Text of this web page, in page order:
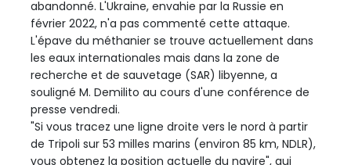
abandonné. L'Ukraine, envahie par la Russie en
février 2022, n'a pas commenté cette attaque.
L'épave du méthanier se trouve actuellement dans
les eaux internationales mais dans la zone de
recherche et de sauvetage (SAR) libyenne, a
souligné M. Demilito au cours d'une conférence de
presse vendredi.
"Si vous tracez une ligne droite vers le nord à partir
de Tripoli sur 53 milles marins (environ 85 km, NDLR),
vous obtenez la position actuelle du navire", qui